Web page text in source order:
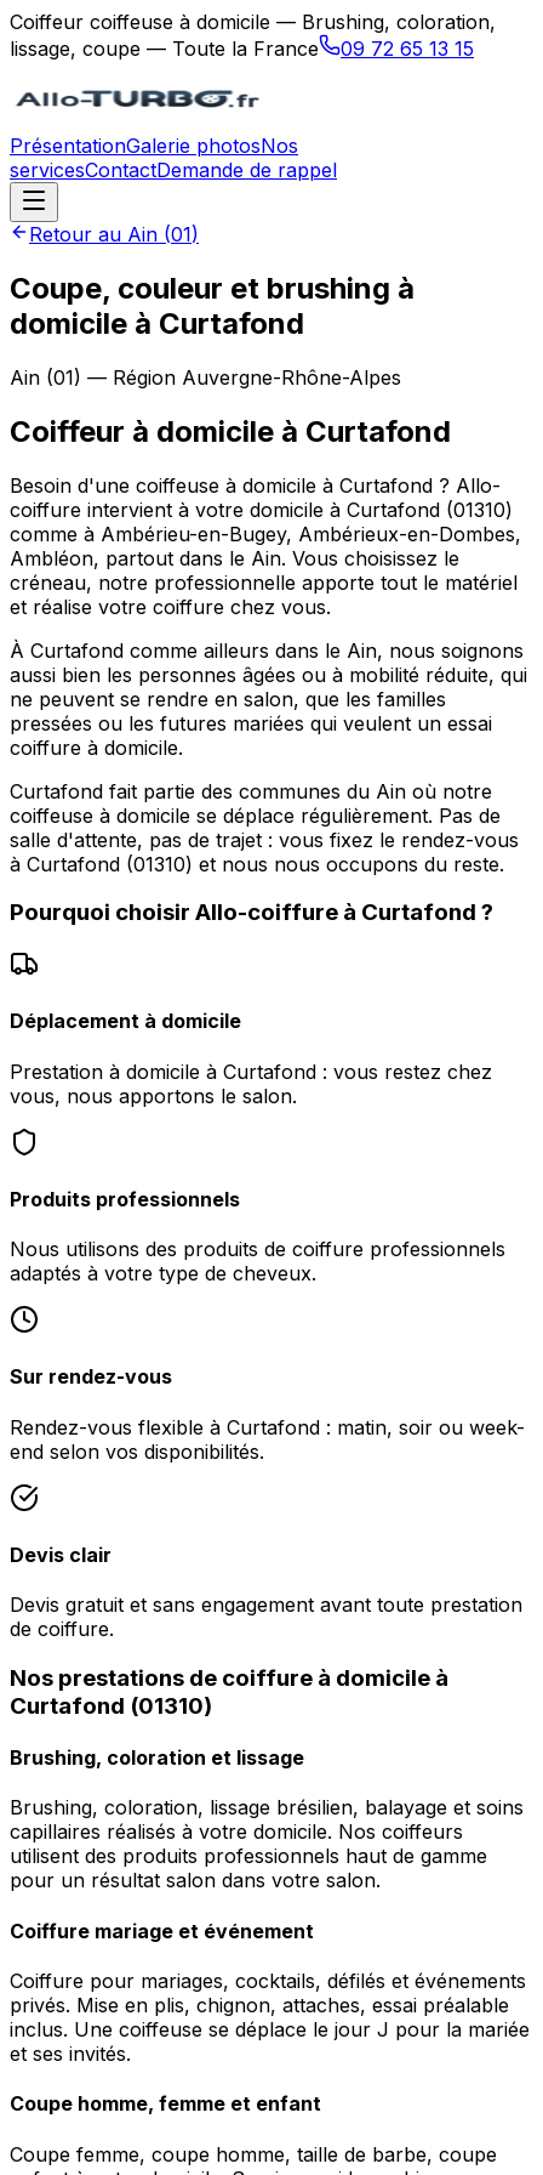
Coiffeur coiffeuse à domicile — Brushing, coloration,
lissage, coupe — Toute la France
09 72 65 13 15
PrésentationGalerie photosNos
servicesContactDemande de rappel
Retour au Ain (01)
Coupe, couleur et brushing à
domicile à Curtafond
Ain (01) — Région Auvergne-Rhône-Alpes
Coiffeur à domicile à Curtafond
Besoin d'une coiffeuse à domicile à Curtafond ? Allo-
coiffure intervient à votre domicile à Curtafond (01310)
comme à Ambérieu-en-Bugey, Ambérieux-en-Dombes,
Ambléon, partout dans le Ain. Vous choisissez le
créneau, notre professionnelle apporte tout le matériel
et réalise votre coiffure chez vous.
À Curtafond comme ailleurs dans le Ain, nous soignons
aussi bien les personnes âgées ou à mobilité réduite, qui
ne peuvent se rendre en salon, que les familles
pressées ou les futures mariées qui veulent un essai
coiffure à domicile.
Curtafond fait partie des communes du Ain où notre
coiffeuse à domicile se déplace régulièrement. Pas de
salle d'attente, pas de trajet : vous fixez le rendez-vous
à Curtafond (01310) et nous nous occupons du reste.
Pourquoi choisir Allo-coiffure à Curtafond ?
Déplacement à domicile
Prestation à domicile à Curtafond : vous restez chez
vous, nous apportons le salon.
Produits professionnels
Nous utilisons des produits de coiffure professionnels
adaptés à votre type de cheveux.
Sur rendez-vous
Rendez-vous flexible à Curtafond : matin, soir ou week-
end selon vos disponibilités.
Devis clair
Devis gratuit et sans engagement avant toute prestation
de coiffure.
Nos prestations de coiffure à domicile à
Curtafond (01310)
Brushing, coloration et lissage
Brushing, coloration, lissage brésilien, balayage et soins
capillaires réalisés à votre domicile. Nos coiffeurs
utilisent des produits professionnels haut de gamme
pour un résultat salon dans votre salon.
Coiffure mariage et événement
Coiffure pour mariages, cocktails, défilés et événements
privés. Mise en plis, chignon, attaches, essai préalable
inclus. Une coiffeuse se déplace le jour J pour la mariée
et ses invités.
Coupe homme, femme et enfant
Coupe femme, coupe homme, taille de barbe, coupe